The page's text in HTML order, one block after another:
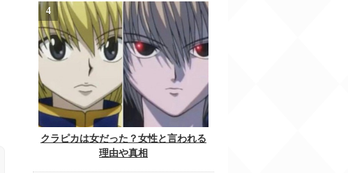
クラピカは女だった？女性と言われる
理由や真相